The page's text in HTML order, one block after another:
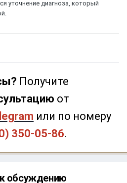
уточнение диагноза, который
Получите
от
или по номеру
350-05-86.
обсуждению